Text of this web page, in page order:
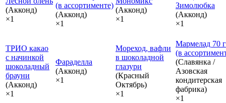
(Акконд)
×1
(в ассортименте)
(Акконд)
×1
(Акконд)
×1
Зимолюбка
(Акконд)
×1
ТРИО какао
с начинкой
шоколадный
брауни
(Акконд)
×1
Фараделла
(Акконд)
×1
Мореход, вафли
в шоколадной
глазури
(Красный
Октябрь)
×1
Мармелад 70 г
(в
(Славянка /
Азовская
кондитерская
фабрика)
×1